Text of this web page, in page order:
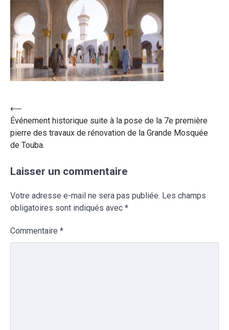
⟵
Événement historique suite à la pose de la 7e première
pierre des travaux de rénovation de la Grande Mosquée
de Touba.
Laisser un commentaire
Votre adresse e-mail ne sera pas publiée. Les champs
obligatoires sont indiqués avec *
Commentaire *